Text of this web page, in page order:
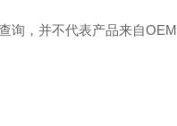
询，并不代表产品来自OEM